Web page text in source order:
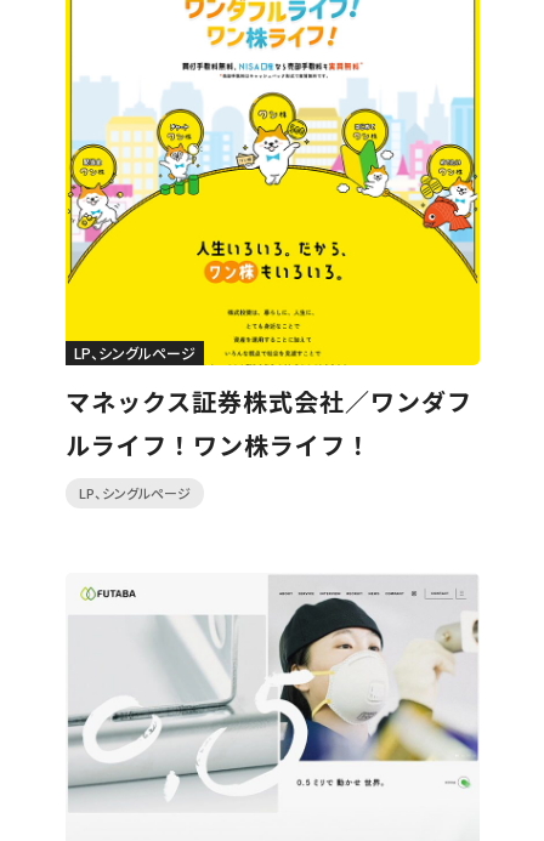
LP、シングルページ
マネックス証券株式会社／ワンダフ
ルライフ！ワン株ライフ！
LP、シングルページ